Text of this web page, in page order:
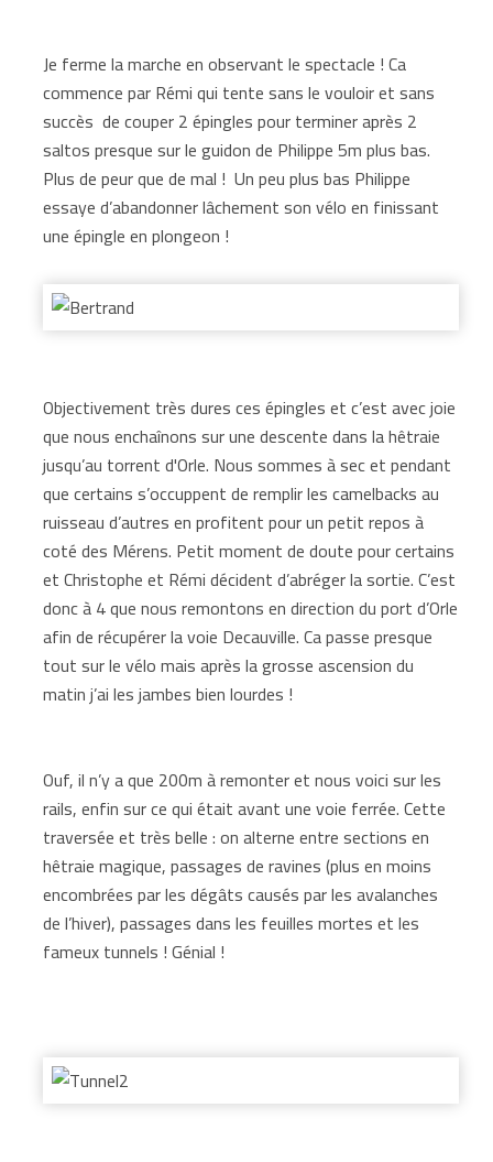
Je ferme la marche en observant le spectacle ! Ca
commence par Rémi qui tente sans le vouloir et sans
succès de couper 2 épingles pour terminer après 2
saltos presque sur le guidon de Philippe 5m plus bas.
Plus de peur que de mal ! Un peu plus bas Philippe
essaye d’abandonner lâchement son vélo en finissant
une épingle en plongeon !
Objectivement très dures ces épingles et c’est avec joie
que nous enchaînons sur une descente dans la hêtraie
jusqu’au torrent d'Orle. Nous sommes à sec et pendant
que certains s’occuppent de remplir les camelbacks au
ruisseau d’autres en profitent pour un petit repos à
coté des Mérens. Petit moment de doute pour certains
et Christophe et Rémi décident d’abréger la sortie. C’est
donc à 4 que nous remontons en direction du port d’Orle
afin de récupérer la voie Decauville. Ca passe presque
tout sur le vélo mais après la grosse ascension du
matin j’ai les jambes bien lourdes !
Ouf, il n’y a que 200m à remonter et nous voici sur les
rails, enfin sur ce qui était avant une voie ferrée. Cette
traversée et très belle : on alterne entre sections en
hêtraie magique, passages de ravines (plus en moins
encombrées par les dégâts causés par les avalanches
de l’hiver), passages dans les feuilles mortes et les
fameux tunnels ! Génial !